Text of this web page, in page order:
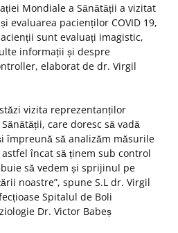
Mondiale a Sănătății a vizitat
evaluarea pacienților COVID 19,
sunt evaluați imagistic,
informații și despre
elaborat de dr. Virgil
vizita reprezentanților
care doresc să vadă
împreună să analizăm măsurile
încat să ținem sub control
să vedem și sprijinul pe
noastre”, spune S.L dr. Virgil
Spitalul de Boli
Dr. Victor Babeș